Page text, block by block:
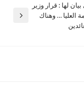
لها : قرار وزير
العليا … وهناك